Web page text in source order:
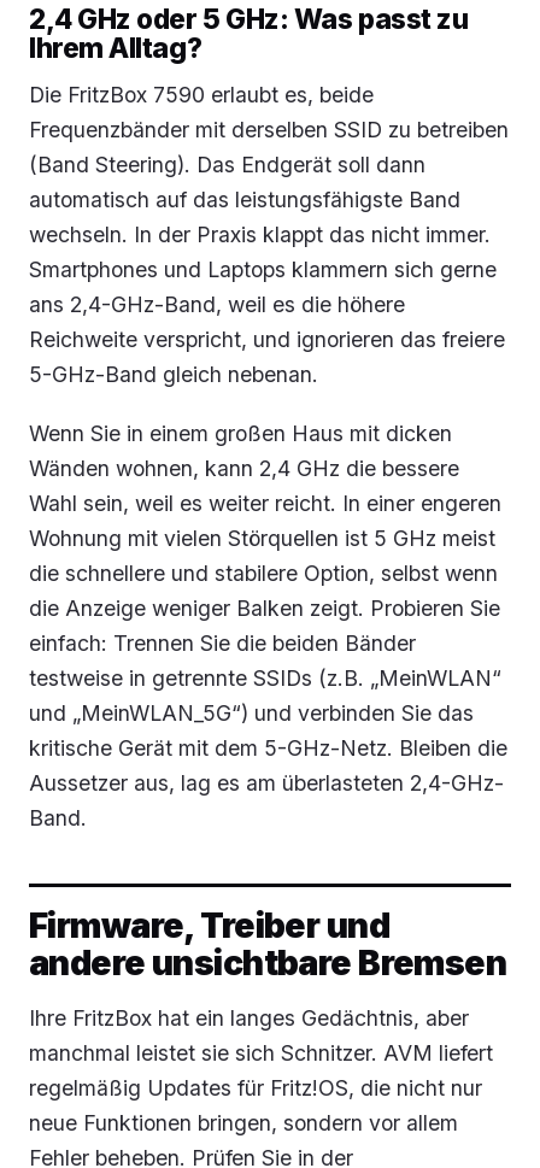
2,4 GHz oder 5 GHz: Was passt zu
Ihrem Alltag?
Die FritzBox 7590 erlaubt es, beide
Frequenzbänder mit derselben SSID zu betreiben
(Band Steering). Das Endgerät soll dann
automatisch auf das leistungsfähigste Band
wechseln. In der Praxis klappt das nicht immer.
Smartphones und Laptops klammern sich gerne
ans 2,4-GHz-Band, weil es die höhere
Reichweite verspricht, und ignorieren das freiere
5-GHz-Band gleich nebenan.
Wenn Sie in einem großen Haus mit dicken
Wänden wohnen, kann 2,4 GHz die bessere
Wahl sein, weil es weiter reicht. In einer engeren
Wohnung mit vielen Störquellen ist 5 GHz meist
die schnellere und stabilere Option, selbst wenn
die Anzeige weniger Balken zeigt. Probieren Sie
einfach: Trennen Sie die beiden Bänder
testweise in getrennte SSIDs (z.B. „MeinWLAN“
und „MeinWLAN_5G“) und verbinden Sie das
kritische Gerät mit dem 5-GHz-Netz. Bleiben die
Aussetzer aus, lag es am überlasteten 2,4-GHz-
Band.
Firmware, Treiber und
andere unsichtbare Bremsen
Ihre FritzBox hat ein langes Gedächtnis, aber
manchmal leistet sie sich Schnitzer. AVM liefert
regelmäßig Updates für Fritz!OS, die nicht nur
neue Funktionen bringen, sondern vor allem
Fehler beheben. Prüfen Sie in der